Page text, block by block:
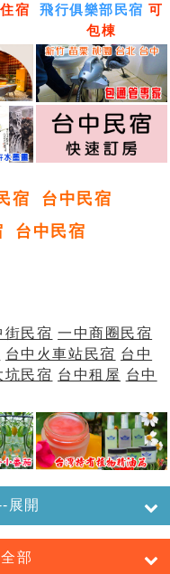
住宿
飛行俱樂部民宿 可
包棟
宿
台中民宿
台中民宿
街民宿 一中商圈民宿
台中火車站民宿 台中
坑民宿 台中租屋 台中
展開
部